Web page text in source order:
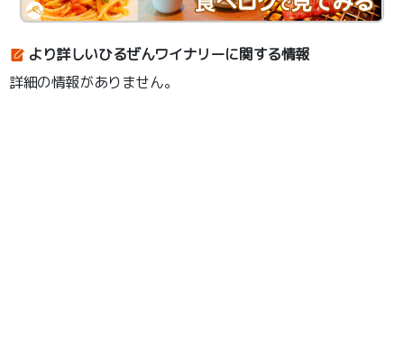
より詳しいひるぜんワイナリーに関する情報
詳細の情報がありません。